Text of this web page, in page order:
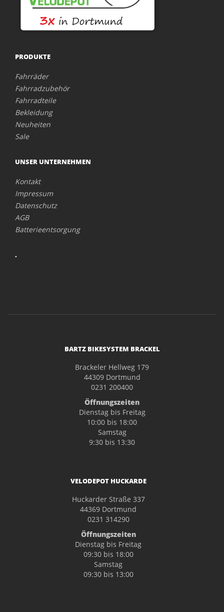
PRODUKTE
Fahrräder
Fahrradzubehör
Fahrradteile
Bekleidung
Neuheiten
Sale
UNSER UNTERNEHMEN
Kontakt
Impressum
Datenschutz
AGB
Batterieentsorgung
.
BARTZ BIKESYSTEM BRACKEL
Brackeler Hellweg 179
44309 Dortmund
0231 200400
Öffnungszeiten
Dienstag bis Freitag
10:00 bis 18:00
Samstag
9:30 bis 13:30
VELODEPOT HUCKARDE
Huckarder Straße 337
44369 Dortmund
0231 314290
Öffnungszeiten
Dienstag bis Freitag
09:30 bis 18:00
Samstag
09:30 bis 13:00